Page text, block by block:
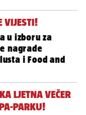
VIJESTI!
u izboru za
nagrade
i Food and
LJETNA VEČER
PARKU!